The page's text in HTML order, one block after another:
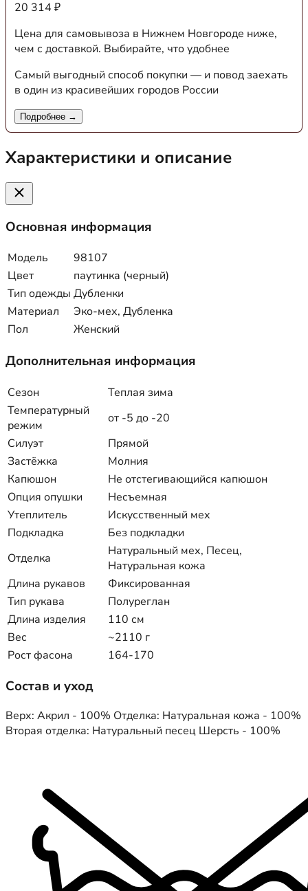
20 314 ₽
Цена для самовывоза в Нижнем Новгороде ниже,
чем с доставкой. Выбирайте, что удобнее
Самый выгодный способ покупки — и повод заехать
в один из красивейших городов России
Подробнее →
Характеристики и описание
Основная информация
Модель
98107
Цвет
паутинка (черный)
Тип одежды Дубленки
Материал
Эко-мех, Дубленка
Пол
Женский
Дополнительная информация
Сезон
Теплая зима
Температурный
режим
от -5 до -20
Силуэт
Прямой
Застёжка
Молния
Капюшон
Не отстегивающийся капюшон
Опция опушки
Несъемная
Утеплитель
Искусственный мех
Подкладка
Без подкладки
Отделка
Натуральный мех, Песец,
Натуральная кожа
Длина рукавов
Фиксированная
Тип рукава
Полуреглан
Длина изделия
110 см
Вес
~2110 г
Рост фасона
164-170
Состав и уход
Верх: Акрил - 100% Отделка: Натуральная кожа - 100%
Вторая отделка: Натуральный песец Шерсть - 100%